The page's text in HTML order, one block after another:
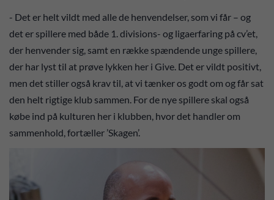
- Det er helt vildt med alle de henvendelser, som vi får – og
det er spillere med både 1. divisions- og ligaerfaring på cv’et,
der henvender sig, samt en række spændende unge spillere,
der har lyst til at prøve lykken her i Give. Det er vildt positivt,
men det stiller også krav til, at vi tænker os godt om og får sat
den helt rigtige klub sammen. For de nye spillere skal også
købe ind på kulturen her i klubben, hvor det handler om
sammenhold, fortæller ’Skagen’.